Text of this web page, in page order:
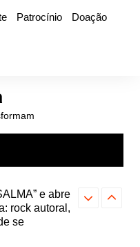
Patrocínio
Doação
digitais
Farofa